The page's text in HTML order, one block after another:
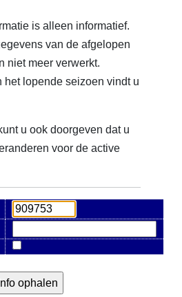
is alleen informatief.
van de afgelopen
niet meer verwerkt.
het lopende seizoen vindt u
u ook doorgeven dat u
voor de active